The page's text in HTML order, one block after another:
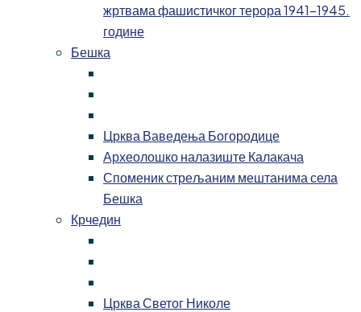
жртвама фашистичког терора 1941-1945.
године
Бешка
Црква Ваведења Богородице
Археолошко налазиште Калакача
Споменик стрељаним мештанима села
Бешка
Крчедин
Црква Светог Николе